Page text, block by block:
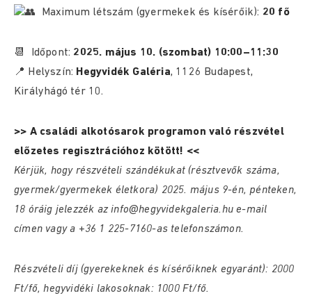
Maximum létszám (gyermekek és kísérőik): 20 fő
📆 Időpont: 2025. május 10. (szombat) 10:00–11:30
📍 Helyszín: Hegyvidék Galéria, 1126 Budapest,
Királyhágó tér 10.
>> A családi alkotósarok programon való részvétel
előzetes regisztrációhoz kötött! <<
Kérjük, hogy részvételi szándékukat (résztvevők száma,
gyermek/gyermekek életkora) 2025. május 9-én, pénteken,
18 óráig jelezzék az info@hegyvidekgaleria.hu e-mail
címen vagy a +36 1 225-7160-as telefonszámon.
Részvételi díj (gyerekeknek és kísérőiknek egyaránt): 2000
Ft/fő, hegyvidéki lakosoknak: 1000 Ft/fő.